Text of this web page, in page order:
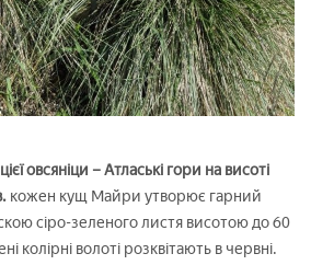
овсяніци – Атлаські гори на висоті
кожен кущ Майри утворює гарний
сіро-зеленого листя висотою до 60
колірні волоті розквітають в червні.